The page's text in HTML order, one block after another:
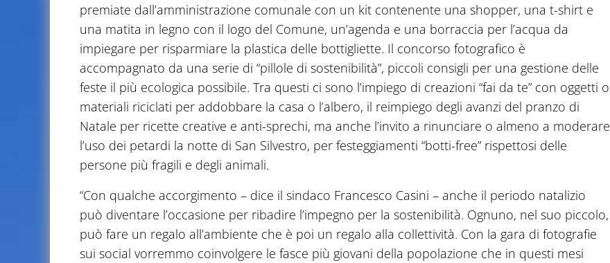
premiate dall’amministrazione comunale con un kit contenente una shopper, una t-shirt e
una matita in legno con il logo del Comune, un’agenda e una borraccia per l’acqua da
impiegare per risparmiare la plastica delle bottigliette. Il concorso fotografico è
accompagnato da una serie di “pillole di sostenibilità”, piccoli consigli per una gestione delle
feste il più ecologica possibile. Tra questi ci sono l’impiego di creazioni “fai da te” con oggetti o
materiali riciclati per addobbare la casa o l’albero, il reimpiego degli avanzi del pranzo di
Natale per ricette creative e anti-sprechi, ma anche l’invito a rinunciare o almeno a moderare
l’uso dei petardi la notte di San Silvestro, per festeggiamenti “botti-free” rispettosi delle
persone più fragili e degli animali.
“Con qualche accorgimento – dice il sindaco Francesco Casini – anche il periodo natalizio
può diventare l’occasione per ribadire l’impegno per la sostenibilità. Ognuno, nel suo piccolo,
può fare un regalo all’ambiente che è poi un regalo alla collettività. Con la gara di fotografie
sui social vorremmo coinvolgere le fasce più giovani della popolazione che in questi mesi